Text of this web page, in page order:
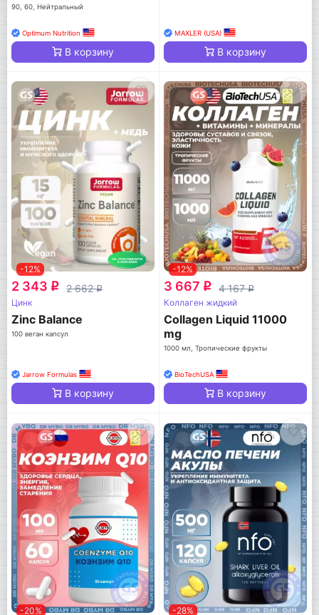
90, 60, Нейтральный
Optimum Nutrition
В корзину
MAXLER (USA)
В корзину
-12%
2 343 q 2 662q
Цинк
Zinc Balance
100 веган капсул
Jarrow Formulas
В корзину
-12%
3 667 q 4 167q
Коллаген жидкий
Collagen Liquid 11000
mg
1000 мл, Тропические фрукты
BioTechUSA
В корзину
-20% -28%